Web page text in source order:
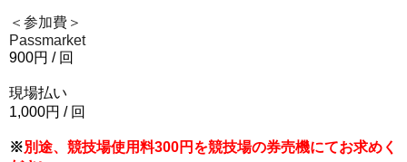
＜参加費＞
Passmarket
900円 / 回
現場払い
1,000円 / 回
※別途、競技場使用料300円を競技場の券売機にてお求めく